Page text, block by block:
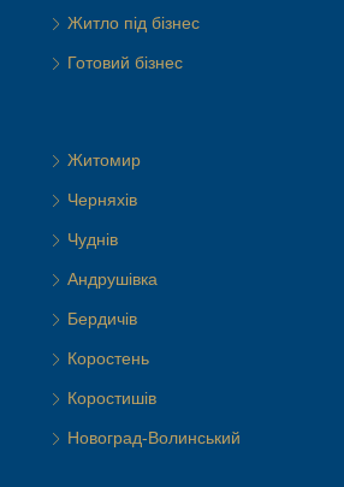
Житло під бізнес
Готовий бізнес
Житомир
Черняхів
Чуднів
Андрушівка
Бердичів
Коростень
Коростишів
Новоград-Волинський